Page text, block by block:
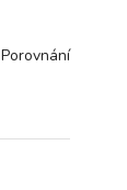
Porovnání